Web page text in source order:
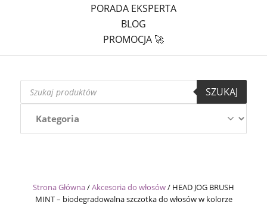
PORADA EKSPERTA
BLOG
PROMOCJA 🚀
Wyszukiwarka
produktów
SZUKAJ
Strona Główna/Akcesoria do włosów/ HEAD JOG BRUSH
MINT – biodegradowalna szczotka do włosów w kolorze